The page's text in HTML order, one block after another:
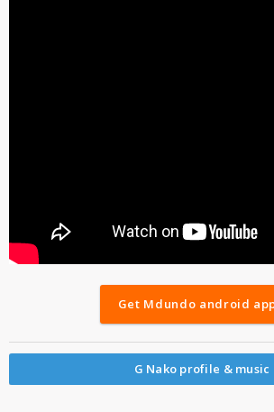
Get Mdundo android
G Nako profile & music